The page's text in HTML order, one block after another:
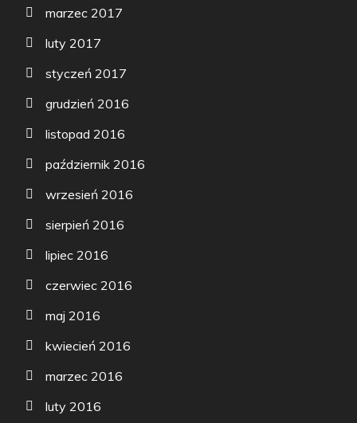
marzec 2017
luty 2017
styczeń 2017
grudzień 2016
listopad 2016
październik 2016
wrzesień 2016
sierpień 2016
lipiec 2016
czerwiec 2016
maj 2016
kwiecień 2016
marzec 2016
luty 2016